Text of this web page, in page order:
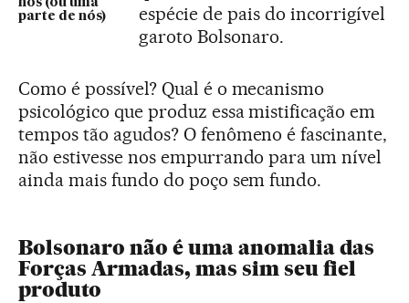
nós (ou uma
parte de nós)
espécie de pais do incorrigível
garoto Bolsonaro.
Como é possível? Qual é o mecanismo
psicológico que produz essa mistificação em
tempos tão agudos? O fenômeno é fascinante,
não estivesse nos empurrando para um nível
ainda mais fundo do poço sem fundo.
Bolsonaro não é uma anomalia das
Forças Armadas, mas sim seu fiel
produto